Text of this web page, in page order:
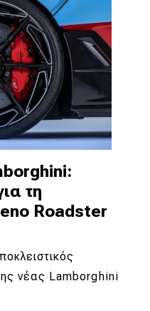
τη
Roadster
νέας Lamborghini